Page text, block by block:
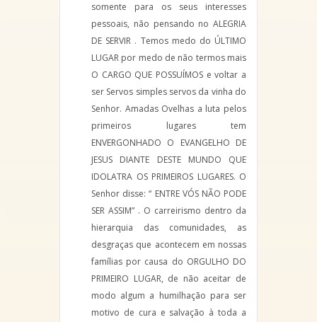
somente para os seus interesses
pessoais, não pensando no ALEGRIA
DE SERVIR . Temos medo do ÚLTIMO
LUGAR por medo de não termos mais
O CARGO QUE POSSUÍMOS e voltar a
ser Servos simples servos da vinha do
Senhor. Amadas Ovelhas a luta pelos
primeiros lugares tem
ENVERGONHADO O EVANGELHO DE
JESUS DIANTE DESTE MUNDO QUE
IDOLATRA OS PRIMEIROS LUGARES. O
Senhor disse: “ ENTRE VÓS NÃO PODE
SER ASSIM” . O carreirismo dentro da
hierarquia das comunidades, as
desgraças que acontecem em nossas
famílias por causa do ORGULHO DO
PRIMEIRO LUGAR, de não aceitar de
modo algum a humilhação para ser
motivo de cura e salvação à toda a